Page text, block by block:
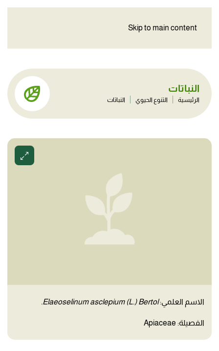
Skip to main content
النباتات
الرئيسية التنوع الحيوي النباتات
الاسم العلمي:Elaeoselinum asclepium (L.) Bertol.
الفصيلة: Apiaceae